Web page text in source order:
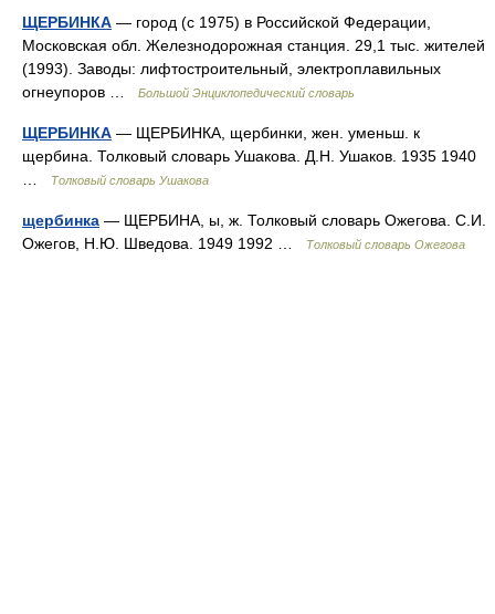
ЩЕРБИНКА — город (с 1975) в Российской Федерации,
Московская обл. Железнодорожная станция. 29,1 тыс. жителей
(1993). Заводы: лифтостроительный, электроплавильных
огнеупоров …
Большой Энциклопедический словарь
ЩЕРБИНКА — ЩЕРБИНКА, щербинки, жен. уменьш. к
щербина. Толковый словарь Ушакова. Д.Н. Ушаков. 1935 1940
Толковый словарь Ушакова
щербинка — ЩЕРБИНА, ы, ж. Толковый словарь Ожегова. С.И.
Ожегов, Н.Ю. Шведова. 1949 1992 …
Толковый словарь Ожегова